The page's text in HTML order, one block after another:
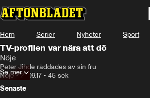
Hem Serier Nyheter Sport
TV-profilen var nära att dö
Nöje
Peter Jihde räddades av sin fru
Nöje•27.09.17 • 45 sek
Se mer
Senaste